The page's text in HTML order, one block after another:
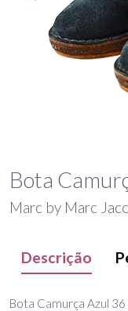
Bota
Marc by Marc
Descrição
Bota Camurça Azul